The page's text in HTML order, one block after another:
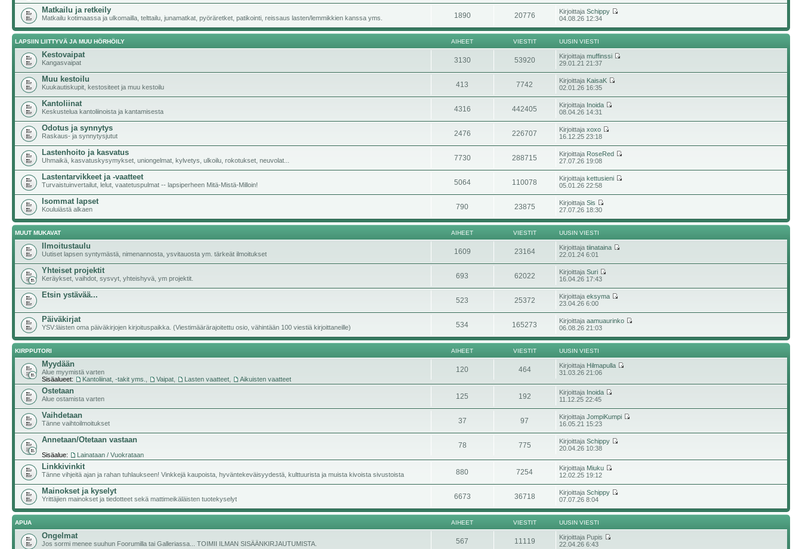
Matkailu ja retkeily
Matkailu kotimaassa ja ulkomailla, telttailu, junamatkat, pyöräretket, patikointi, reissaus lasten/lemmikkien kanssa yms. 1890 20776 KirjoittajaSchippy
04.08.26 12:34
LAPSIIN LIITTYVÄ JA MUU HÖRHÖILY AIHEET VIESTIT UUSIN VIESTI
Kestovaipat
Kangasvaipat 3130 53920 Kirjoittajamuffinssi
29.01.21 21:37
Muu kestoilu
Kuukautiskupit, kestositeet ja muu kestoilu 413 7742 Kirjoittaja KaisaK
02.01.26 16:35
Kantoliinat
Keskustelua kantoliinoista ja kantamisesta 4316 442405 Kirjoittaja Inoida
08.04.26 14:31
Odotus ja synnytys
Raskaus- ja synnytysjutut 2476 226707 Kirjoittajaxoxo
16.12.25 23:18
Lastenhoito ja kasvatus
Uhmaikä, kasvatuskysymykset, uniongelmat, kylvetys, ulkoilu, rokotukset, neuvolat... 7730 288715 Kirjoittaja RoseRed
27.07.26 19:08
Lastentarvikkeet ja -vaatteet
Turvaistuinvertailut, lelut, vaatetuspulmat -- lapsiperheen Mitä-Mistä-Milloin! 5064 110078 Kirjoittajakettusieni
05.01.26 22:58
Isommat lapset
Kouluiästä alkaen 790 23875 KirjoittajaSis
27.07.26 18:30
MUUT MUKAVAT AIHEET VIESTIT UUSIN VIESTI
Ilmoitustaulu
Uutiset lapsen syntymästä, nimenannosta, ysvitauosta ym. tärkeät ilmoitukset 1609 23164 Kirjoittajatiinataina
22.01.24 6:01
Yhteiset projektit
Keräykset, vaihdot, sysvyt, yhteishyvä, ym projektit. 693 62022 KirjoittajaSuri
16.04.26 17:43
Etsin ystävää...
523 25372 Kirjoittajaeksyma
23.04.26 6:00
Päiväkirjat
YSV:läisten oma päiväkirjojen kirjoituspaikka. (Viestimäärärajoitettu osio, vähintään 100 viestiä kirjoittaneille) 534 165273 Kirjoittajaaamuaurinko
06.08.26 21:03
KIRPPUTORI AIHEET VIESTIT UUSIN VIESTI
Myydään
Alue myymistä varten
Sisäalueet:
Kantoliinat, -takit yms. Vaipat Lasten vaatteet Aikuisten vaatteet
120 464 Kirjoittaja Hilmapulla
31.03.26 21:06
Ostetaan
Alue ostamista varten 125 192 Kirjoittaja Inoida
11.12.25 22:45
Vaihdetaan
Tänne vaihtoilmoitukset 37 97 KirjoittajaJompiKumpi
16.05.21 15:23
Annetaan/Otetaan vastaan
Sisäalue: Lainataan / Vuokrataan
78 775 KirjoittajaSchippy
20.04.26 10:38
Linkkivinkit
Tänne vihjeitä ajan ja rahan tuhlaukseen! Vinkkejä kaupoista, hyväntekeväisyydestä, kulttuurista ja muista kivoista sivustoista 880 7254 Kirjoittaja Miuku
12.02.25 19:12
Mainokset ja kyselyt
Yrittäjien mainokset ja tiedotteet sekä mattimeikäläisten tuotekyselyt 6673 36718 KirjoittajaSchippy
07.07.26 8:04
APUA AIHEET VIESTIT UUSIN VIESTI
Ongelmat
Jos sormi menee suuhun Foorumilla tai Galleriassa... TOIMII ILMAN SISÄÄNKIRJAUTUMISTA. 567 11119
Kirjoittaja Pupis
22.04.26 6:43